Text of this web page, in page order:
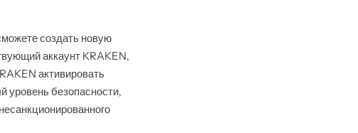
создать новую
аккаунт KRAKEN,
активировать
уровень безопасности,